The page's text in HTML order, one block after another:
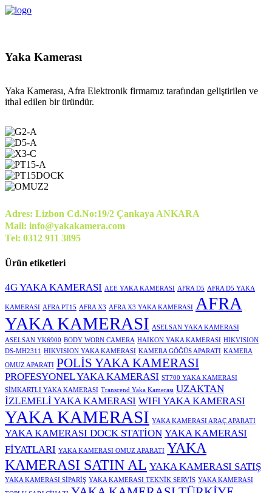
Yaka Kamerası
Yaka Kamerası, Afra Elektronik firmamız tarafından geliştirilen ve
ithal edilen bir üründür.
Adres: Lizbon Cd.No:19/2 Çankaya ANKARA
Mail: info@yakakamera.com
Tel: 0312 911 3895
Ürün etiketleri
4G YAKA KAMERASI AEE YAKA KAMERASI AFRA D5 AFRA D5 YAKA
KAMERASI AFRA PT15 AFRA X3 AFRA X3 YAKA KAMERASI AFRA
YAKA KAMERASI ASELSAN YAKA KAMERASI
ASELSAN YK6900 BODY WORN CAMERA HAIKON YAKA KAMERASI HIKVISION
DS-MH2311
HIKVISION YAKA KAMERASI KAMERA GÖĞÜS APARATI KAMERA
OMUZ APARATI POLİS YAKA KAMERASI
PROFESYONEL YAKA KAMERASI ST700 YAKA KAMERASI
SİMKARTLI YAKA KAMERASI Transcend Yaka Kamerası UZAKTAN
İZLEMELİ YAKA KAMERASI WIFI YAKA KAMERASI
YAKA KAMERASI YAKA KAMERASI ARAÇ APARATI
YAKA KAMERASI DOCK STATİON YAKA KAMERASI
FİYATLARI YAKA KAMERASI OMUZ APARATI YAKA
KAMERASI SATIN AL YAKA KAMERASI SATIŞ
YAKA KAMERASI SİPARİŞ YAKA KAMERASI TEKNİK SERVİS YAKA KAMERASI